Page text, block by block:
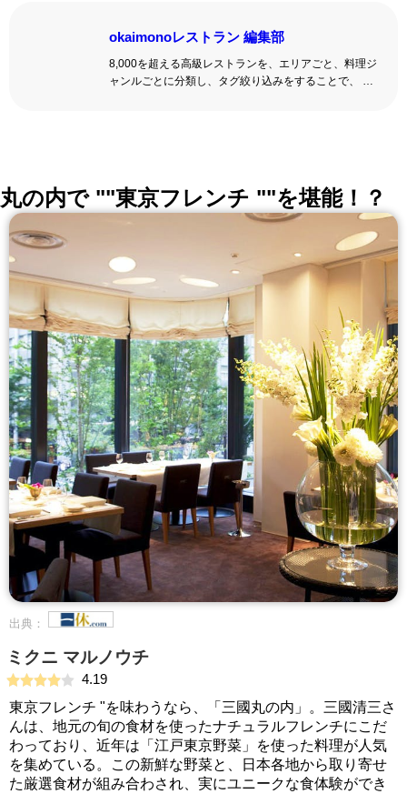
okaimonoレストラン 編集部
8,000を超える高級レストランを、エリアごと、料理ジ
ャンルごとに分類し、タグ絞り込みをすることで、 い
丸の内で ""東京フレンチ ""を堪能！？
出典：
ミクニ マルノウチ
4.19
東京フレンチ "を味わうなら、「三國丸の内」。三國清三さ
んは、地元の旬の食材を使ったナチュラルフレンチにこだ
わっており、近年は「江戸東京野菜」を使った料理が人気
を集めている。この新鮮な野菜と、日本各地から取り寄せ
た厳選食材が組み合わされ、実にユニークな食体験ができ